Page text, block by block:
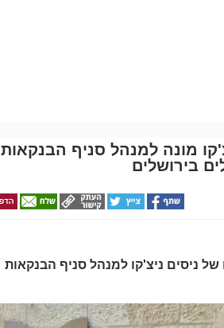
מונה למנהל סניף הבנקאות
בירושלים
של ניסים ניצ'קו למנהל סניף הבנקאות